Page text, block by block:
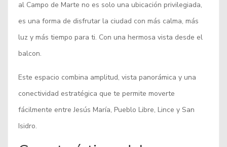
al Campo de Marte no es solo una ubicación privilegiada,
es una forma de disfrutar la ciudad con más calma, más
luz y más tiempo para ti. Con una hermosa vista desde el
balcon.
Este espacio combina amplitud, vista panorámica y una
conectividad estratégica que te permite moverte
fácilmente entre Jesús María, Pueblo Libre, Lince y San
Isidro.